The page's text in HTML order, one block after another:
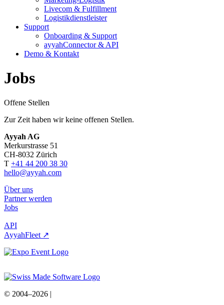
Livecom & Fulfillment
Logistikdienstleister
Support
Onboarding & Support
ayyahConnector & API
Demo & Kontakt
Jobs
Offene Stellen
Zur Zeit haben wir keine offenen Stellen.
Ayyah AG
Merkurstrasse 51
CH-8032 Zürich
T +41 44 200 38 30
hello@ayyah.com
Über uns
Partner werden
Jobs
API
AyyahFleet ↗
© 2004–2026 |